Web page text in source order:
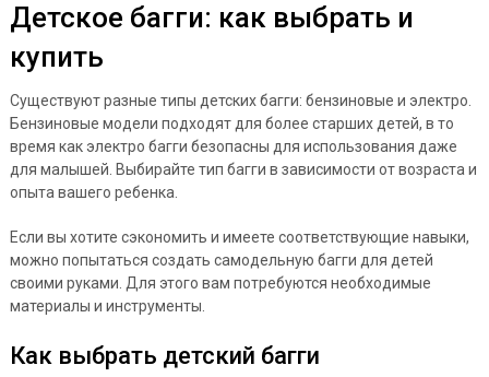
Детское багги: как выбрать и
купить
Существуют разные типы детских багги: бензиновые и электро.
Бензиновые модели подходят для более старших детей, в то
время как электро багги безопасны для использования даже
для малышей. Выбирайте тип багги в зависимости от возраста и
опыта вашего ребенка.
Если вы хотите сэкономить и имеете соответствующие навыки,
можно попытаться создать самодельную багги для детей
своими руками. Для этого вам потребуются необходимые
материалы и инструменты.
Как выбрать детский багги